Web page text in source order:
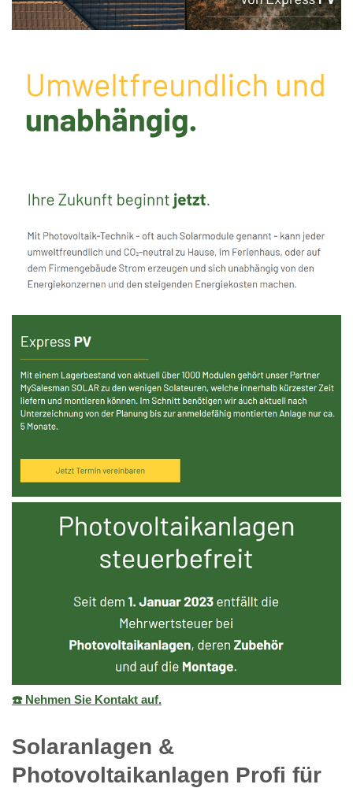
☎️ Nehmen Sie Kontakt auf.
Solaranlagen &
Photovoltaikanlagen Profi für